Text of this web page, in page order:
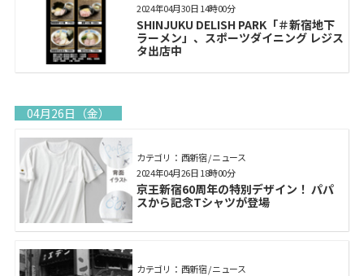
SHINJUKU DELISH PARK「＃新宿地下
ラーメン」、スポーツダイニング レジス
タ出店中
2024年04月30日 14時00分
04月26日（金）
カテゴリ： 西新宿 / ニュース
京王新宿60周年の特別デザイン！ パパ
スから記念Tシャツが登場
2024年04月26日 18時00分
カテゴリ： 西新宿 / ニュース